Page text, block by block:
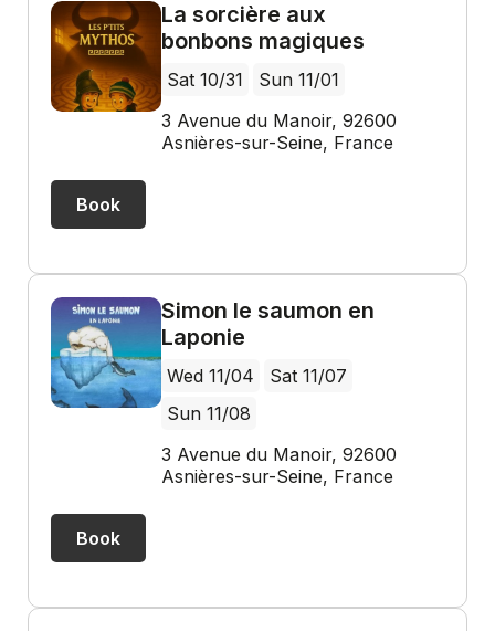
La sorcière aux
bonbons magiques
Sat 10/31
Sun 11/01
3 Avenue du Manoir, 92600
Asnières-sur-Seine, France
Book
Simon le saumon en
Laponie
Wed 11/04
Sat 11/07
Sun 11/08
3 Avenue du Manoir, 92600
Asnières-sur-Seine, France
Book